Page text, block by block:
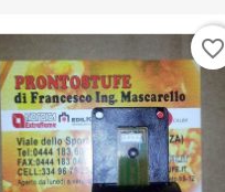
favorite_border